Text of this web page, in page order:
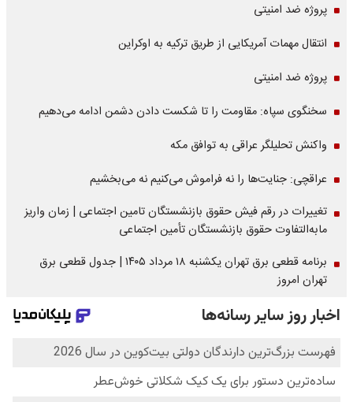
پروژه ضد امنیتی
انتقال مهمات آمریکایی از طریق ترکیه به اوکراین
پروژه ضد امنیتی
سخنگوی سپاه: مقاومت را تا شکست دادن دشمن ادامه می‌دهیم
واکنش تحلیلگر عراقی به توافق مکه
عراقچی: جنایت‌ها را نه فراموش می‌کنیم نه می‌بخشیم
تغییرات در رقم فیش حقوق بازنشستگان تامین اجتماعی | زمان واریز
مابه‌التفاوت حقوق بازنشستگان تأمین اجتماعی
برنامه قطعی برق تهران یکشنبه ۱۸ مرداد ۱۴۰۵ | جدول قطعی برق
تهران امروز